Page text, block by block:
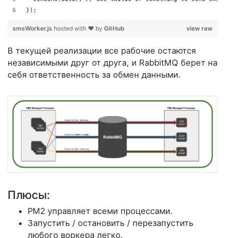
});
view raw
smsWorker.js hosted with ❤ by GitHub
В текущей реализации все рабочие остаются
независимыми друг от друга, и RabbitMQ берет на
себя ответственность за обмен данными.
Плюсы:
PM2 управляет всеми процессами.
Запустить / остановить / перезапустить
любого воркера легко.